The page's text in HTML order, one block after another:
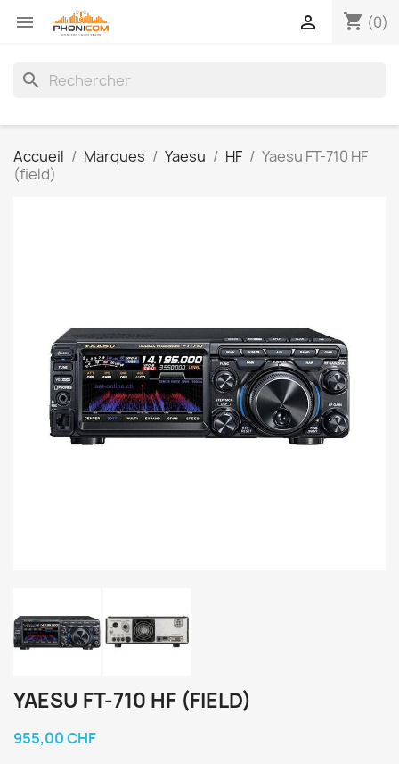
 shopping_cart (0)

search
Accueil Marques Yaesu HF
Yaesu FT-710 HF
(field)
YAESU FT-710 HF (FIELD)
955,00 CHF